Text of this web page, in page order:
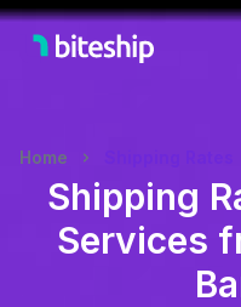
Home
Shipping
Services